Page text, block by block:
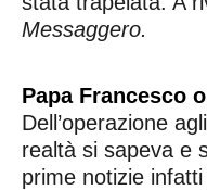
Messaggero.
Papa Francesco
Dell’operazione
realtà si sapeva e
prime notizie infatti